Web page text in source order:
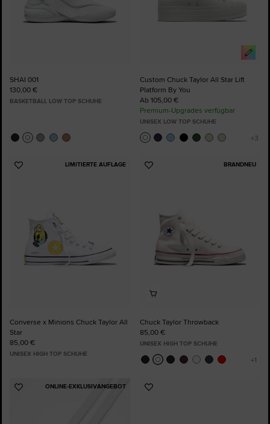
SHAI 001
130,00 €
BASKETBALL LOW TOP SCHUHE
Custom Chuck Taylor All Star Lift
Platform By You
Ab 105,00 €
Premium-Upgrades verfügbar
UNISEX LOW TOP SCHUHE
LIMITIERTE AUFLAGE
Zu
Converse x Minions Chuck Taylor All
Star
85,00 €
UNISEX HIGH TOP SCHUHE
BRANDNEU
Zu
Chuck Taylor Throwback
85,00 €
UNISEX HIGH TOP SCHUHE
ONLINE-EXKLUSIVANGEBOT
Zu
Zu